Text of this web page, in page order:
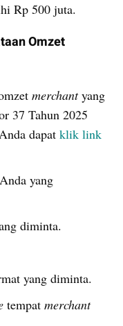
Rp 500 juta.
Omzet
merchant yang
37 Tahun 2025
dapat klik link
yang
diminta.
yang diminta.
tempat merchant